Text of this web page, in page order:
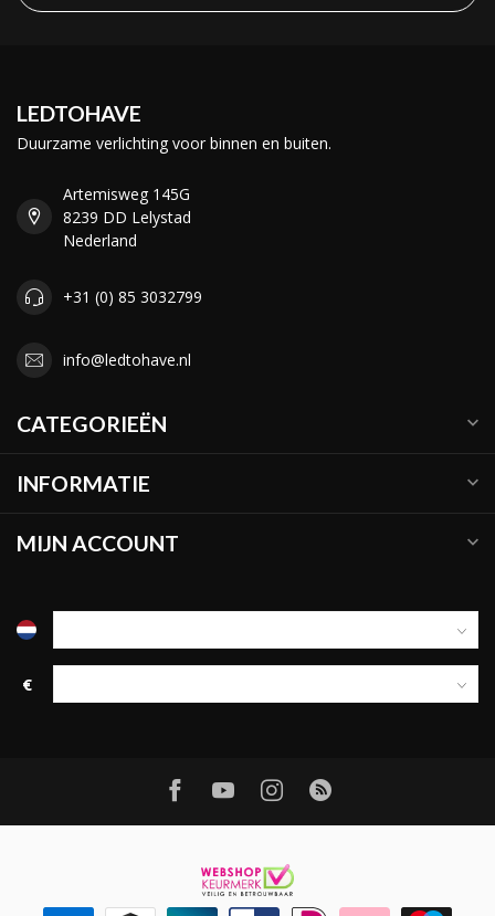
LEDTOHAVE
Duurzame verlichting voor binnen en buiten.
Artemisweg 145G
8239 DD Lelystad
Nederland
+31 (0) 85 3032799
info@ledtohave.nl
CATEGORIEËN
INFORMATIE
MIJN ACCOUNT
€